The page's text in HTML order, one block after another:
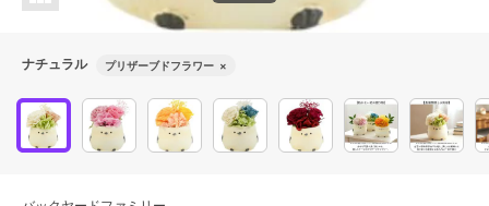
ナチュラル プリザーブドフラワー ×